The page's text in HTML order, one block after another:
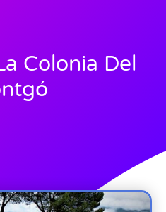
Colonia Del